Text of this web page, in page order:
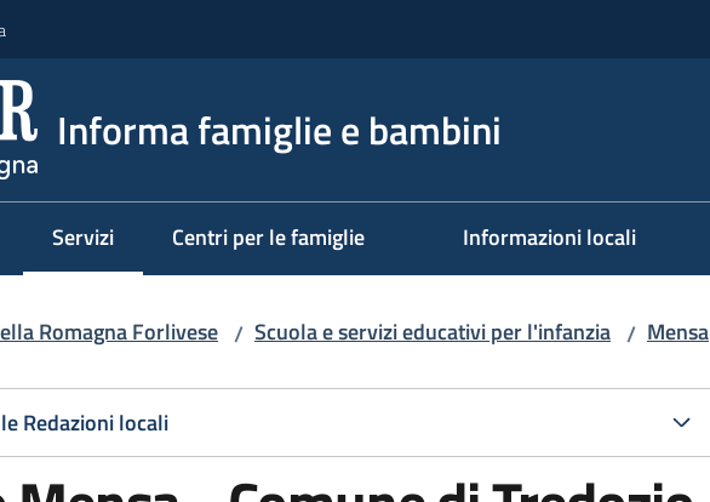
Informa famiglie e bambini
Servizi
Menu selezionatoCentri per le famiglie Informazioni locali
Romagna Forlivese / Scuola e servizi educativi per l'infanzia / Mensa
Redazioni locali